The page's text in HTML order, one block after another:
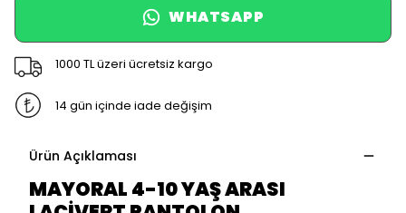
WHATSAPP
1000 TL üzeri ücretsiz kargo
14 gün içinde iade değişim
Ürün Açıklaması
MAYORAL 4-10 YAŞ ARASI